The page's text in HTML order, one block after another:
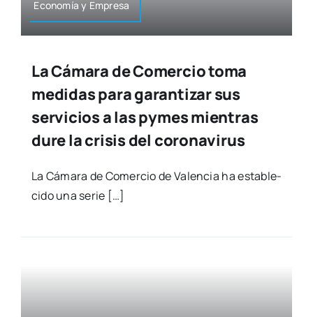
Eco­no­mía y Empre­sa
La Cámara de Comercio toma
medidas para garantizar sus
servicios a las pymes mientras
dure la crisis del coronavirus
La Cáma­ra de Comer­cio de Valen­cia ha esta­ble­
ci­do una serie […]